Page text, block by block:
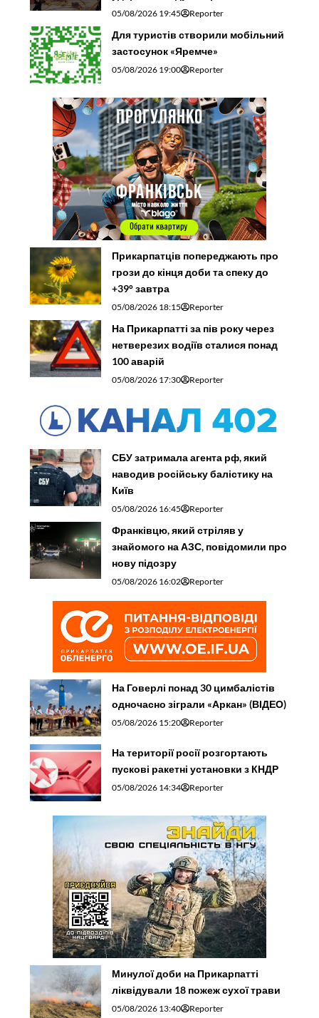
05/08/2026 19:45 Reporter
Для туристів створили мобільний
застосунок «Яремче»
05/08/2026 19:00 Reporter
Прикарпатців попереджають про
грози до кінця доби та спеку до
+39° завтра
05/08/2026 18:15 Reporter
На Прикарпатті за пів року через
нетверезих водіїв сталися понад
100 аварій
05/08/2026 17:30 Reporter
СБУ затримала агента рф, який
наводив російську балістику на
Київ
05/08/2026 16:45 Reporter
Франківцю, який стріляв у
знайомого на АЗС, повідомили про
нову підозру
05/08/2026 16:02 Reporter
На Говерлі понад 30 цимбалістів
одночасно зіграли «Аркан» (ВІДЕО)
05/08/2026 15:20 Reporter
На території росії розгортають
пускові ракетні установки з КНДР
05/08/2026 14:34 Reporter
Минулої доби на Прикарпатті
ліквідували 18 пожеж сухої трави
05/08/2026 13:40 Reporter